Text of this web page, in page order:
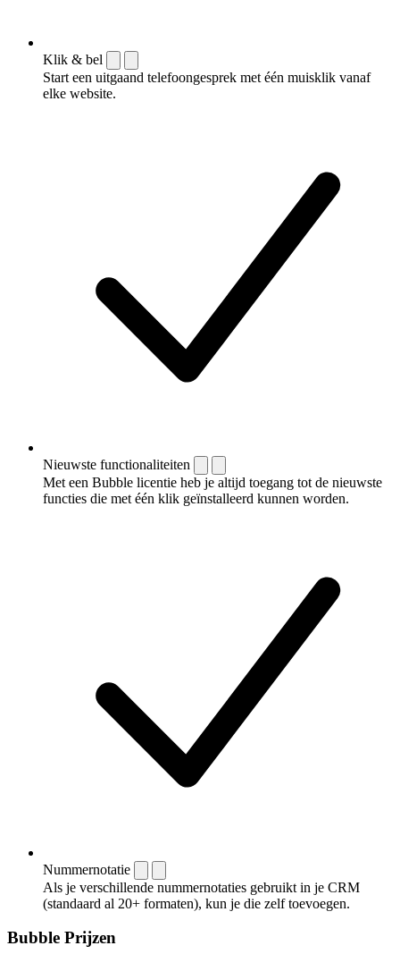
Klik & bel
Start een uitgaand telefoongesprek met één muisklik vanaf
elke website.
Nieuwste functionaliteiten
Met een Bubble licentie heb je altijd toegang tot de nieuwste
functies die met één klik geïnstalleerd kunnen worden.
Nummernotatie
Als je verschillende nummernotaties gebruikt in je CRM
(standaard al 20+ formaten), kun je die zelf toevoegen.
Bubble Prijzen